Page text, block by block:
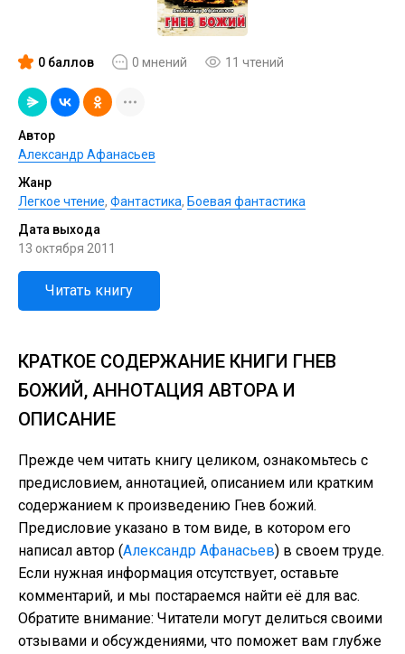
0 баллов 0 мнений 11 чтений
Автор
Александр Афанасьев
Жанр
Легкое чтение, Фантастика, Боевая фантастика
Дата выхода
13 октября 2011
Читать книгу
КРАТКОЕ СОДЕРЖАНИЕ КНИГИ ГНЕВ
БОЖИЙ, АННОТАЦИЯ АВТОРА И
ОПИСАНИЕ
Прежде чем читать книгу целиком, ознакомьтесь с
предисловием, аннотацией, описанием или кратким
содержанием к произведению Гнев божий.
Предисловие указано в том виде, в котором его
написал автор (Александр Афанасьев) в своем труде.
Если нужная информация отсутствует, оставьте
комментарий, и мы постараемся найти её для вас.
Обратите внимание: Читатели могут делиться своими
отзывами и обсуждениями, что поможет вам глубже